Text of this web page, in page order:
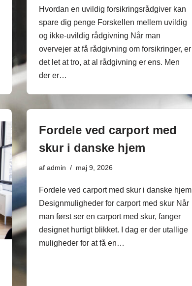
Hvordan en uvildig forsikringsrådgiver kan
spare dig penge Forskellen mellem uvildig
og ikke-uvildig rådgivning Når man
overvejer at få rådgivning om forsikringer, er
det let at tro, at al rådgivning er ens. Men
der er…
Fordele ved carport med
skur i danske hjem
af admin maj 9, 2026
Fordele ved carport med skur i danske hjem
Designmuligheder for carport med skur Når
man først ser en carport med skur, fanger
designet hurtigt blikket. I dag er der utallige
muligheder for at få en…